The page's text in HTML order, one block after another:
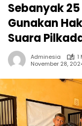
Sebanyak
Gunakan
Suara
Adminesia
1
November 28,